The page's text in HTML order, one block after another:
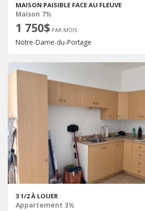
MAISON PAISIBLE FACE AU FLEUVE
Maison 7½
1 750$ PAR MOIS
Notre-Dame-du-Portage
3 1/2 À LOUER
Appartement 3½